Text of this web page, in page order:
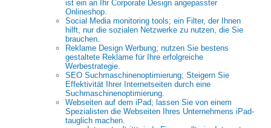
ist ein an Ihr Corporate Design angepasster
Onlineshop.
Social Media monitoring tools; ein Filter, der Ihnen
hilft, nur die sozialen Netzwerke zu nutzen, die Sie
brauchen.
Reklame Design Werbung; nutzen Sie bestens
gestaltete Reklame für Ihre erfolgreiche
Werbestrategie.
SEO Suchmaschinenoptimierung; Steigern Sie
Effektivität Ihrer Internetseiten durch eine
Suchmaschinenoptimierung.
Webseiten auf dem iPad; lassen Sie von einem
Spezialisten die Webseiten Ihres Unternehmens iPad-
tauglich machen.